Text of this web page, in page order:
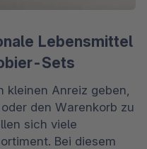
Lebensmittel
Sets
kleinen Anreiz geben,
den Warenkorb zu
sich viele
Bei diesem